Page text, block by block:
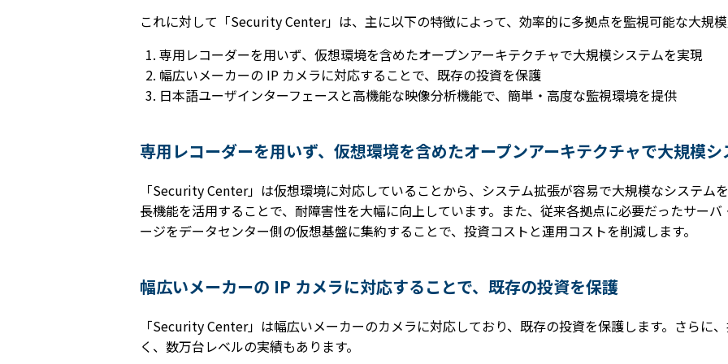
これに対して「Security Center」は、主に以下の特徴によって、効率的に多拠点を監視可能な大規
専用レコーダーを用いず、仮想環境を含めたオープンアーキテクチャで大規模システムを実現
幅広いメーカーの IP カメラに対応することで、既存の投資を保護
日本語ユーザインターフェースと高機能な映像分析機能で、簡単・高度な監視環境を提供
専用レコーダーを用いず、仮想環境を含めたオープンアーキテクチャで大規模
「Security Center」は仮想環境に対応していることから、システム拡張が容易で大規模なシステム
長機能を活用することで、耐障害性を大幅に向上しています。また、従来各拠点に必要だったサー
ージをデータセンター側の仮想基盤に集約することで、投資コストと運用コストを削減します。
幅広いメーカーの IP カメラに対応することで、既存の投資を保護
「Security Center」は幅広いメーカーのカメラに対応しており、既存の投資を保護します。さらに
く、数万台レベルの実績もあります。